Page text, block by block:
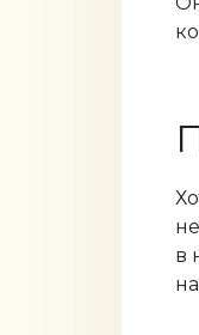
в